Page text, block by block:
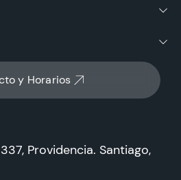
y Horarios
Providencia. Santiago,